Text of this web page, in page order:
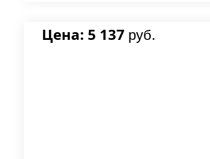
Цена: 5 137 руб.